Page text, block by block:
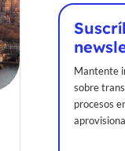
Mantente
sobre
procesos